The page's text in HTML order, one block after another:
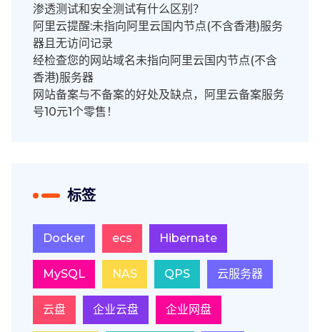
渗透测试和安全测试有什么区别？
阿里云提醒:未指向阿里云国内节点(不含香港)服务
器且无访问记录
经检查您的网站域名未指向阿里云国内节点(不含
香港)服务器
网站备案与不备案的好处及缺点，阿里云备案服务
号10元1个零售！
标签
Docker ecs Hibernate
MySQL NAS QPS 云服务器
云盘 企业云盘 企业网盘